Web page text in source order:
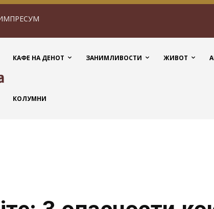
КАФЕ НА ДЕНОТ ЗАНИМЛИВОСТИ ЖИВОТ
КОЛУМНИ